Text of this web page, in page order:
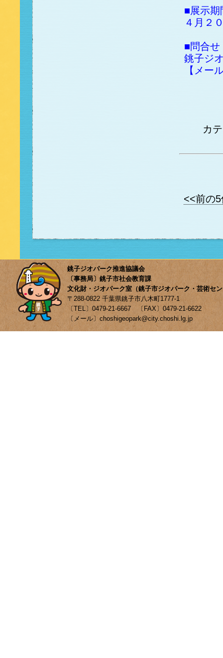
■展示期
４月２
■問合せ
銚子ジ
【メー
カ
<<前の5
銚子ジオパーク推進協議会
〔事務局〕銚子市社会教育課
文化財・ジオパーク室（銚子市ジオパーク・芸術セ
〒288-0822 千葉県銚子市八木町1777-1
〔TEL〕0479-21-6667 〔FAX〕0479-21-6622
〔メール〕choshigeopark@city.choshi.lg.jp